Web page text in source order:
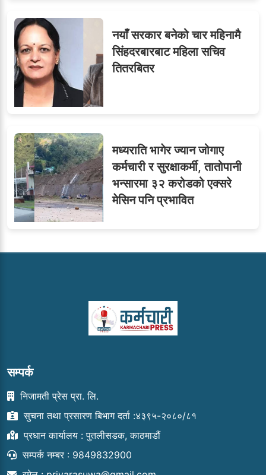
नयाँ सरकार बनेको चार महिनामै
सिंहदरबारबाट महिला सचिव
तितरबितर
मध्यराति भागेर ज्यान जोगाए
कर्मचारी र सुरक्षाकर्मी, तातोपानी
भन्सारमा ३२ करोडको एक्सरे
मेसिन पनि प्रभावित
सम्पर्क
निजामती प्रेस प्रा. लि.
सुचना तथा प्रसारण बिभाग दर्ता :४३९५-२०८०/८१
प्रधान कार्यालय : पुतलीसडक, काठमाडौं
सम्पर्क नम्बर : 9849832900